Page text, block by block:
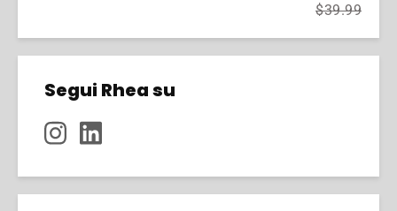
$39.99
Segui Rhea su